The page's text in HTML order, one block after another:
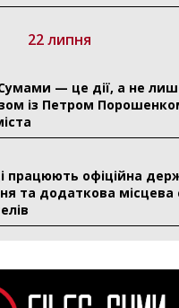
22 липня
— це дії, а не
із Петром
працюють офіційна
та додаткова місцева